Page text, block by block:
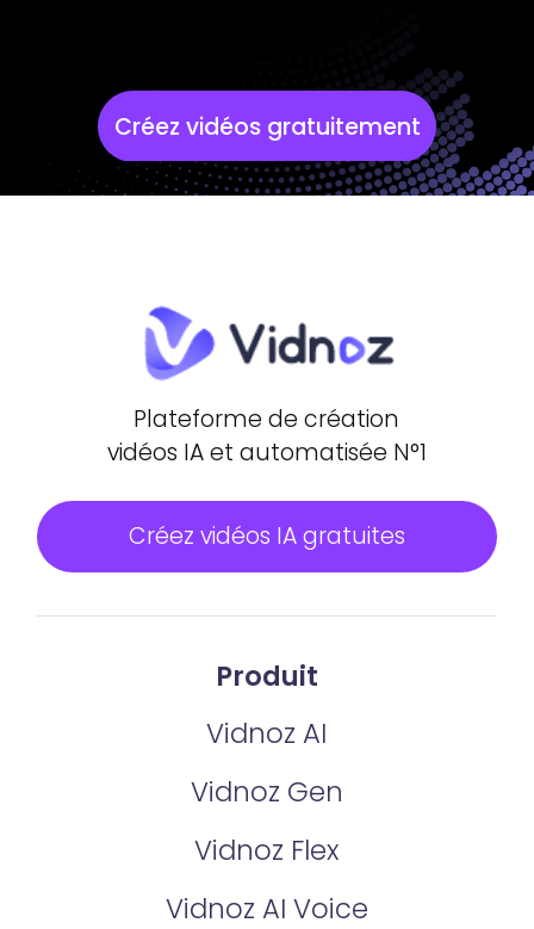
Créez vidéos gratuitement
Plateforme de création
vidéos IA et automatisée N°1
Créez vidéos IA gratuites
Produit
Vidnoz AI
Vidnoz Gen
Vidnoz Flex
Vidnoz AI Voice